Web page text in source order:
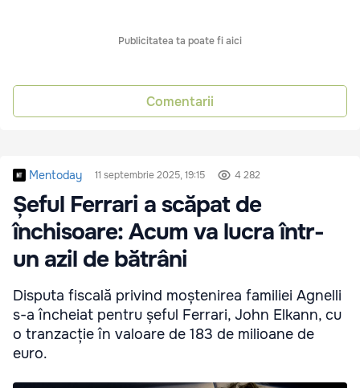
Publicitatea ta poate fi aici
Comentarii
Mentoday 11 septembrie 2025, 19:15 4 282
Șeful Ferrari a scăpat de
închisoare: Acum va lucra într-
un azil de bătrâni
Disputa fiscală privind moștenirea familiei Agnelli
s-a încheiat pentru șeful Ferrari, John Elkann, cu
o tranzacție în valoare de 183 de milioane de
euro.